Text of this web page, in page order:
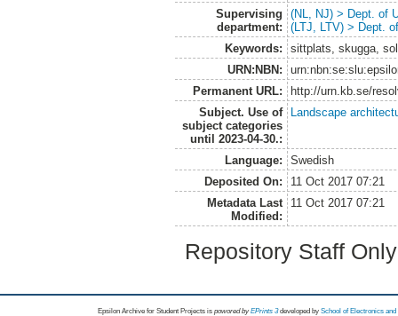
Supervising
department:
(NL, NJ) > Dept. of
(LTJ, LTV) > Dept.
Keywords:
sittplats, skugga,
URN:NBN:
Permanent URL:
http://urn.kb.se/
Subject. Use of
subject categories
until 2023-04-30.:
Landscape
Language:
Swedish
Deposited On:
11 Oct 2017 07:21
Metadata Last
Modified:
11 Oct 2017 07:21
Repository Staff
Epsilon Archive for Student Projects is powored byEPrints 3 developed by School of Electronics